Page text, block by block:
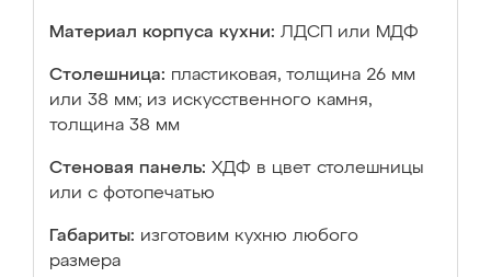
Материал корпуса кухни: ЛДСП или МДФ
Столешница: пластиковая, толщина 26 мм
или 38 мм; из искусственного камня,
толщина 38 мм
Стеновая панель: ХДФ в цвет столешницы
или с фотопечатью
Габариты: изготовим кухню любого
размера